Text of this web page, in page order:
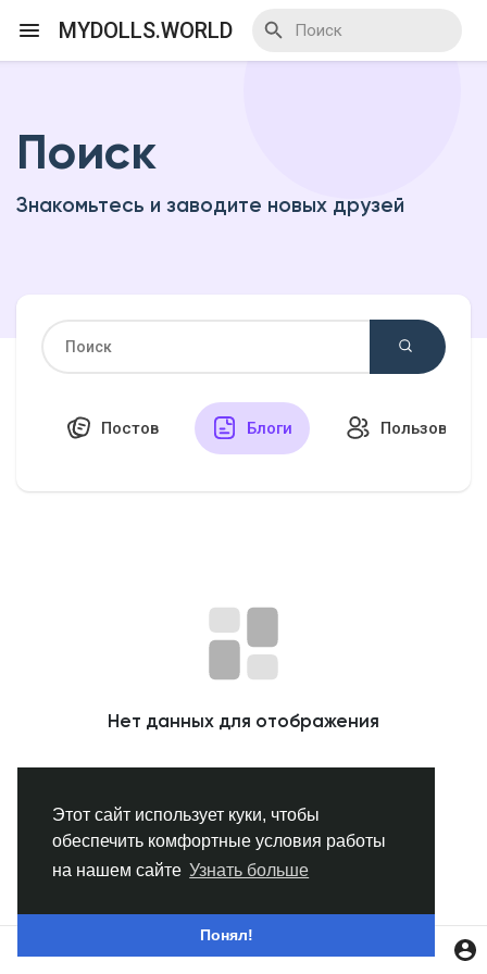
Этот сайт использует куки, чтобы
обеспечить комфортные условия работы
на нашем сайте Узнать больше
Понял!
MYDOLLS.WORLD
Я организатор
Смотреть Базар
Популярные посты
Найти сообщения
Поиск
Знакомьтесь и заводите новых друзей
Постов Блоги
Нет данных для отображения